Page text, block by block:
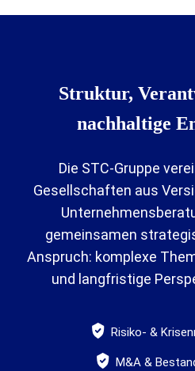
Struktur,
nachhaltige
Die STC-Gruppe
Gesellschaften aus
gemeinsamen
Anspruch: komplexe
und langfristige
Risiko- &
M&A &